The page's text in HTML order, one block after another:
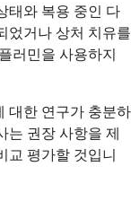
태와 복용 중인 다
었거나 상처 치유를
러민을 사용하지
대한 연구가 충분하
는 권장 사항을 제
교 평가할 것입니